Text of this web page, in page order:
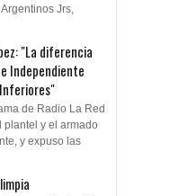
Jrs,
"La diferencia
Independiente
de Radio La Red
plantel y el armado
y expuso las